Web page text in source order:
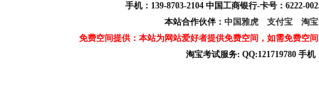
手机：139-8703-2104 中国工商银行-卡号：6222-
本站合作伙伴： 中国雅虎 支付宝
淘
免费空间提供：本站为网站爱好者提供免费空间，如需免费空
淘宝考试服务: QQ:121719780 手